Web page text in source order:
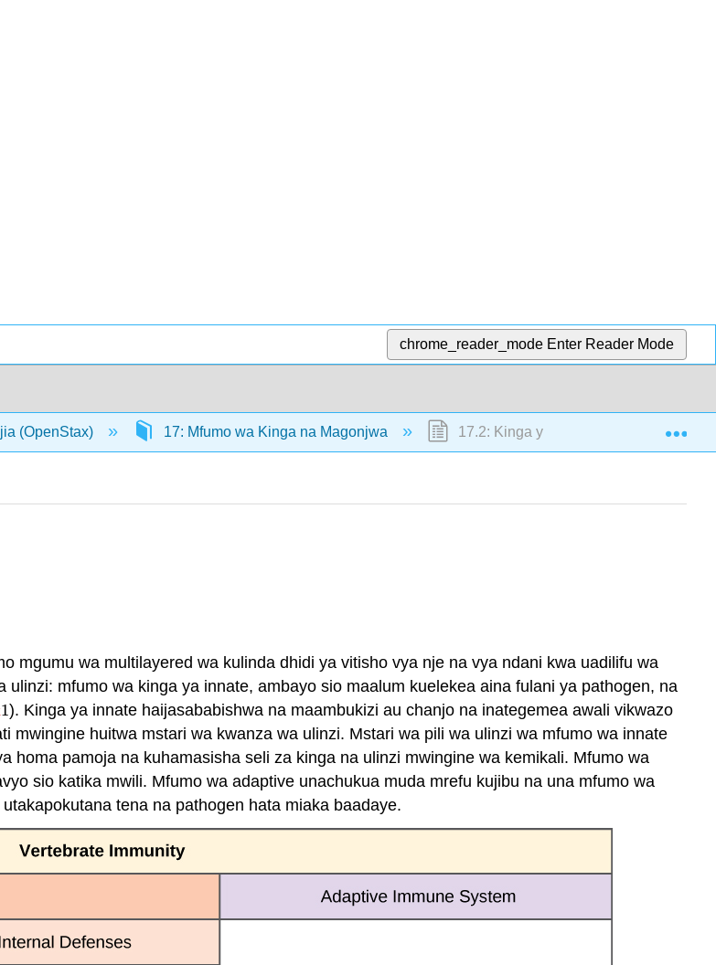
chrome_reader_mode Enter Reader Mode
(OpenStax) 17: Mfumo wa Kinga na Magonjwa 17.2: Kinga ya Kinga
mgumu wa multilayered wa kulinda dhidi ya vitisho vya nje na vya ndani kwa uadilifu wa
mfumo wa kinga ya innate, ambayo sio maalum kuelekea aina fulani ya pathogen, na
1
1). Kinga ya innate haijasababishwa na maambukizi au chanjo na inategemea awali vikwazo
mwingine huitwa mstari wa kwanza wa ulinzi. Mstari wa pili wa ulinzi wa mfumo wa innate
homa pamoja na kuhamasisha seli za kinga na ulinzi mwingine wa kemikali. Mfumo wa
sio katika mwili. Mfumo wa adaptive unachukua muda mrefu kujibu na una mfumo wa
tena na pathogen hata miaka baadaye.